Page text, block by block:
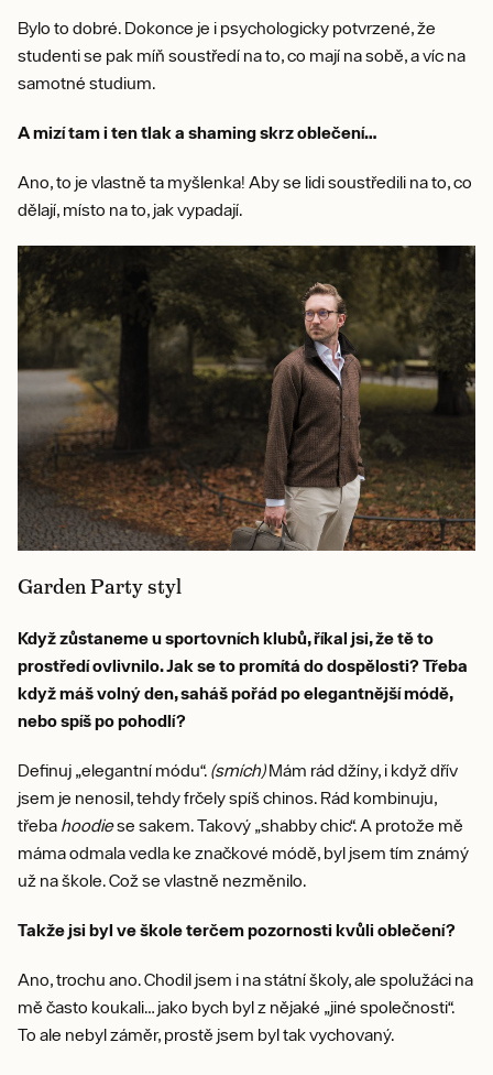
Bylo to dobré. Dokonce je i psychologicky potvrzené, že
studenti se pak míň soustředí na to, co mají na sobě, a víc na
samotné studium.
A mizí tam i ten tlak a shaming skrz oblečení…
Ano, to je vlastně ta myšlenka! Aby se lidi soustředili na to, co
dělají, místo na to, jak vypadají.
Garden Party styl
Když zůstaneme u sportovních klubů, říkal jsi, že tě to
prostředí ovlivnilo. Jak se to promítá do dospělosti? Třeba
když máš volný den, saháš pořád po elegantnější módě,
nebo spíš po pohodlí?
Definuj „elegantní módu“. (smích)Mám rád džíny, i když dřív
jsem je nenosil, tehdy frčely spíš chinos. Rád kombinuju,
třeba hoodiese sakem. Takový „shabby chic“. A protože mě
máma odmala vedla ke značkové módě, byl jsem tím známý
už na škole. Což se vlastně nezměnilo.
Takže jsi byl ve škole terčem pozornosti kvůli oblečení?
Ano, trochu ano. Chodil jsem i na státní školy, ale spolužáci na
mě často koukali… jako bych byl z nějaké „jiné společnosti“.
To ale nebyl záměr, prostě jsem byl tak vychovaný.